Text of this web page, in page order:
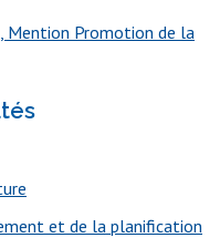
Mention Promotion de la
et de la planification